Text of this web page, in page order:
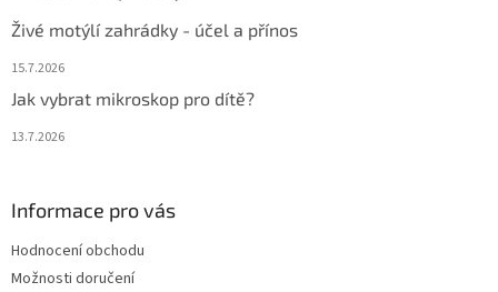
Živé motýlí zahrádky - účel a přínos
15.7.2026
Jak vybrat mikroskop pro dítě?
13.7.2026
Informace pro vás
Hodnocení obchodu
Možnosti doručení